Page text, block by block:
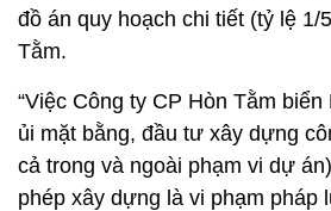
đồ án quy hoạch chi tiết (tỷ lệ 1/
Tằm.
“Việc Công ty CP Hòn Tằm
ủi mặt bằng, đầu tư xây dựng
cả trong và ngoài phạm vi dự
phép xây dựng là vi phạm pháp